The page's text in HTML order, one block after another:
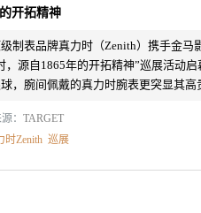
开拓精神
制表品牌真力时（Zenith）携手金马
，源自1865年的开拓精神”巡展活动
，腕间佩戴的真力时腕表更突显其高
： TARGET
时Zenith 巡展